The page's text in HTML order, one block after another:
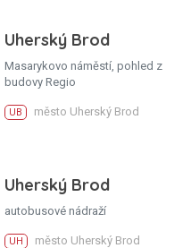
Uherský Brod
Masarykovo náměstí, pohled z
budovy Regio
UB město Uherský Brod
Uherský Brod
autobusové nádraží
UH město Uherský Brod